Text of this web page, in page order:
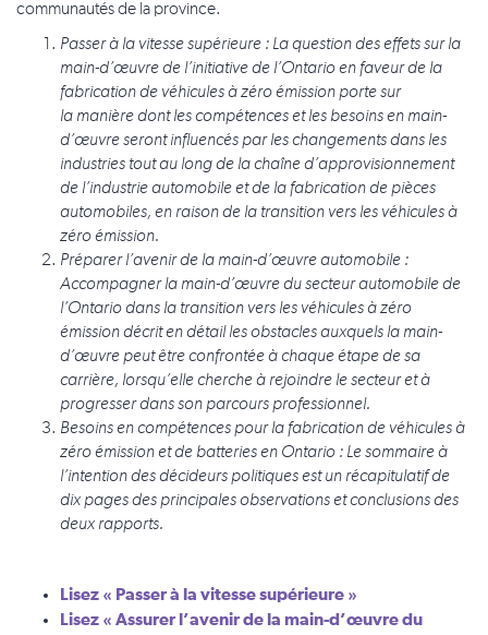
communautés de la province.
Passer à la vitesse supérieure : La question des effets sur la
main-d’œuvre de l’initiative de l’Ontario en faveur de la
fabrication de véhicules à zéro émission porte sur
la manière dont les compétences et les besoins en main-
d’œuvre seront influencés par les changements dans les
industries tout au long de la chaîne d’approvisionnement
de l’industrie automobile et de la fabrication de pièces
automobiles, en raison de la transition vers les véhicules à
zéro émission.
Préparer l’avenir de la main-d’œuvre automobile :
Accompagner la main-d’œuvre du secteur automobile de
l’Ontario dans la transition vers les véhicules à zéro
émission décrit en détail les obstacles auxquels la main-
d’œuvre peut être confrontée à chaque étape de sa
carrière, lorsqu’elle cherche à rejoindre le secteur et à
progresser dans son parcours professionnel.
Besoins en compétences pour la fabrication de véhicules à
zéro émission et de batteries en Ontario : Le sommaire à
l’intention des décideurs politiques est un récapitulatif de
dix pages des principales observations et conclusions des
deux rapports.
Lisez « Passer à la vitesse supérieure »
Lisez « Assurer l’avenir de la main-d’œuvre du